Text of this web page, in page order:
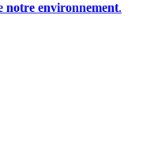
notre environnement.